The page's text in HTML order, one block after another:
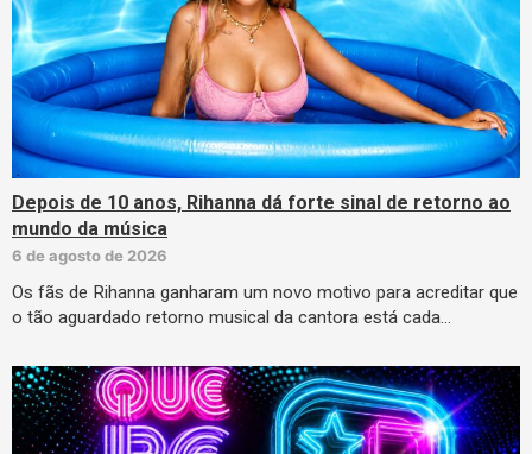
Depois de 10 anos, Rihanna dá forte sinal de retorno ao
mundo da música
6 de agosto de 2026
Os fãs de Rihanna ganharam um novo motivo para acreditar que
o tão aguardado retorno musical da cantora está cada…